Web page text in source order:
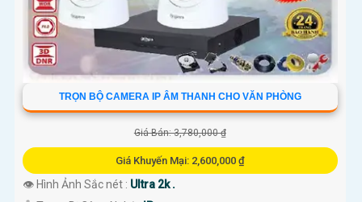
TRỌN BỘ CAMERA IP ÂM THANH CHO VĂN PHÒNG
Giá Bán: 3,780,000 ₫
Giá Khuyến Mại: 2,600,000 ₫
👁 Hình Ảnh Sắc nét : Ultra 2k .